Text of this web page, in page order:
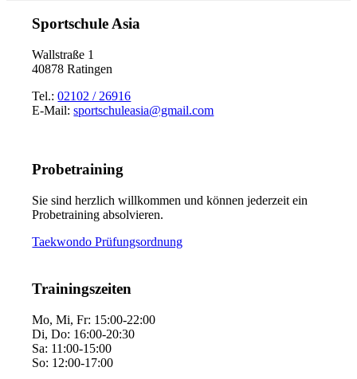
Sportschule Asia
Wallstraße 1
40878 Ratingen
Tel.:02102 / 26916
E-Mail:sportschuleasia@gmail.com
Probetraining
Sie sind herzlich willkommen und können jederzeit ein
Probetraining absolvieren.
Taekwondo Prüfungsordnung
Trainingszeiten
Mo, Mi, Fr: 15:00-22:00
Di, Do: 16:00-20:30
Sa: 11:00-15:00
So: 12:00-17:00